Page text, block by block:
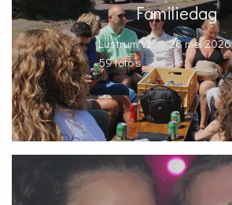
Familiedag
Lustrum VI
28 mei 2026
59 foto’s